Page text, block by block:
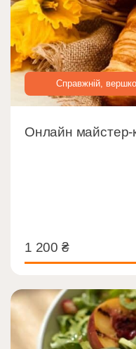
Справжній,
Онлайн майстер-
1 200 ₴